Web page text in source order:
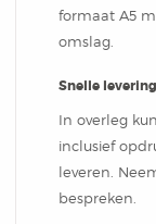
formaat A5
omslag.
Snelle levering
In overleg
inclusief
leveren.
bespreken.